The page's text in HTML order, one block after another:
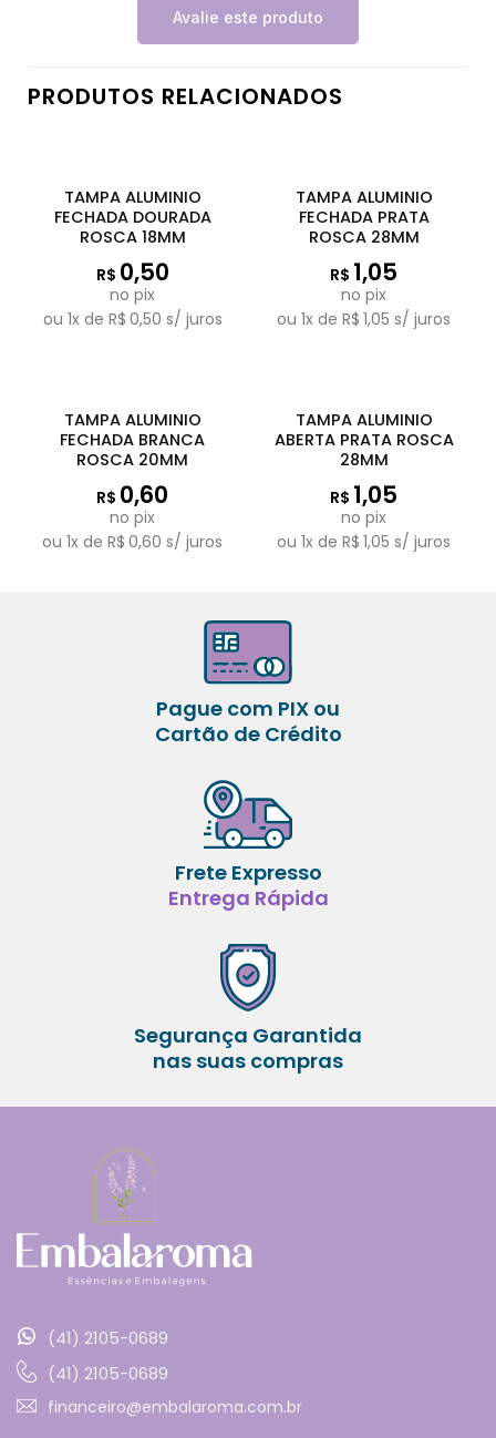
Avalie este produto
PRODUTOS RELACIONADOS
TAMPA ALUMINIO
FECHADA DOURADA
ROSCA 18MM
R$ 0,50
no pix
ou 1x de R$ 0,50 s/ juros
TAMPA ALUMINIO
FECHADA PRATA
ROSCA 28MM
R$ 1,05
no pix
ou 1x de R$ 1,05 s/ juros
TAMPA ALUMINIO
FECHADA BRANCA
ROSCA 20MM
R$ 0,60
no pix
ou 1x de R$ 0,60 s/ juros
TAMPA ALUMINIO
ABERTA PRATA ROSCA
28MM
R$ 1,05
no pix
ou 1x de R$ 1,05 s/ juros
Pague com PIX ou
Cartão de Crédito
Frete Expresso
Entrega Rápida
Segurança Garantida
nas suas compras
(41) 2105-0689
(41) 2105-0689
financeiro@embalaroma.com.br